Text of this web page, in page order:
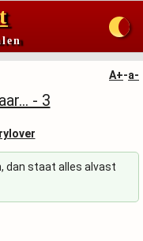
A+-a-
- 3
dan staat alles alvast